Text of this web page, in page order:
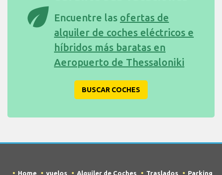
eco Encuentre las ofertas de
alquiler de coches eléctricos e
híbridos más baratas en
Aeropuerto de Thessaloniki
BUSCAR COCHES
Home vuelos Alquiler de Coches Traslados Parking